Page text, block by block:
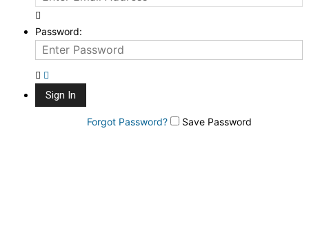
Password:
Forgot Password? Save Password